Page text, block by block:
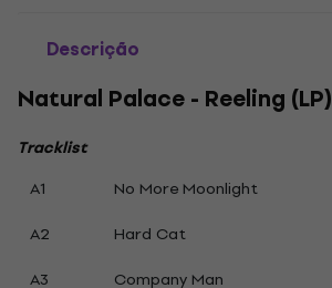
Descrição
Natural Palace - Reeling (LP)
Tracklist
A1
No More Moonlight
A2
Hard Cat
A3
Company Man